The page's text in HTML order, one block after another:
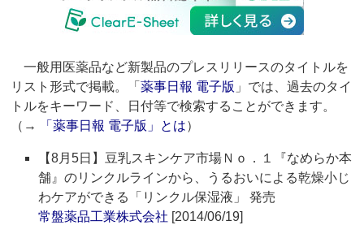
一般用医薬品など新製品のプレスリリースのタイトルを
リスト形式で掲載。「薬事日報 電子版 」では、過去のタイ
トルをキーワード、日付等で検索することができます。
（→
「薬事日報 電子版」とは）
【8月5日】豆乳スキンケア市場Ｎｏ．１『なめらか本
舗』のリンクルラインから、うるおいによる乾燥小じ
わケアができる「リンクル保湿液」 発売
常盤薬品工業株式会社 [2014/06/19]